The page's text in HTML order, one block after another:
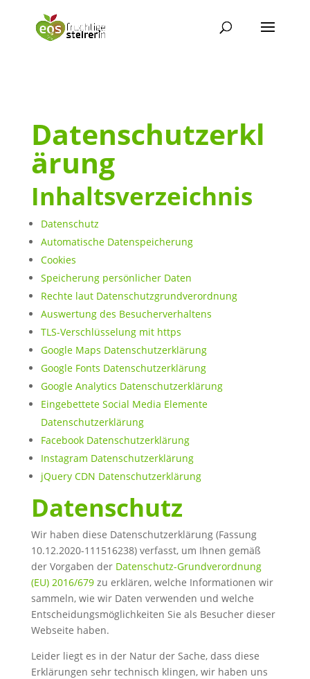
Datenschutzerkl
ärung
Inhaltsverzeichnis
Datenschutz
Automatische Datenspeicherung
Cookies
Speicherung persönlicher Daten
Rechte laut Datenschutzgrundverordnung
Auswertung des Besucherverhaltens
TLS-Verschlüsselung mit https
Google Maps Datenschutzerklärung
Google Fonts Datenschutzerklärung
Google Analytics Datenschutzerklärung
Eingebettete Social Media Elemente
Datenschutzerklärung
Facebook Datenschutzerklärung
Instagram Datenschutzerklärung
jQuery CDN Datenschutzerklärung
Datenschutz
Wir haben diese Datenschutzerklärung (Fassung
10.12.2020-111516238) verfasst, um Ihnen gemäß
der Vorgaben der Datenschutz-Grundverordnung
(EU) 2016/679zu erklären, welche Informationen wir
sammeln, wie wir Daten verwenden und welche
Entscheidungsmöglichkeiten Sie als Besucher dieser
Webseite haben.
Leider liegt es in der Natur der Sache, dass diese
Erklärungen sehr technisch klingen, wir haben uns